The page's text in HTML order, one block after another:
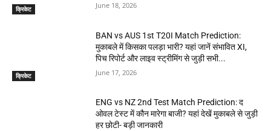
क्रिकेट June 18, 2026
क्रिकेट
BAN vs AUS 1st T20I Match Prediction:
मुकाबले में किसका पलड़ा भारी? यहां जानें संभावित XI,
पिच रिपोर्ट और लाइव स्ट्रीमिंग से जुड़ी सभी...
June 17, 2026
ENG vs NZ 2nd Test Match Prediction: द
ओवल टेस्ट में कौन मारेगा बाजी? यहां देखें मुकाबले से जुड़ी
हर छोटी- बड़ी जानकारी